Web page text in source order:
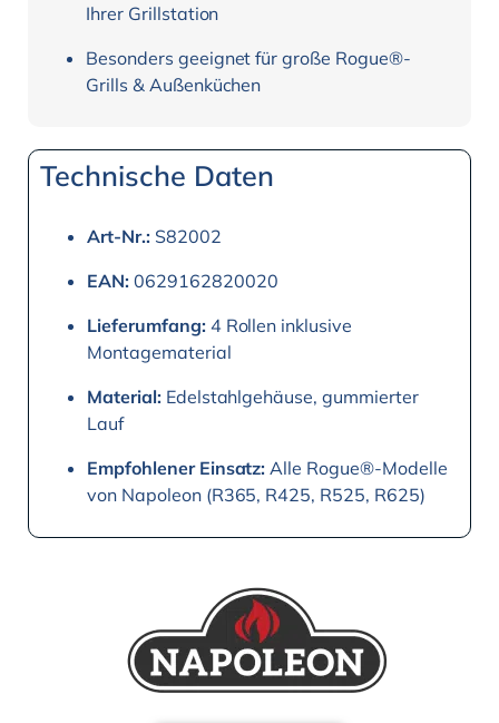
Ihrer Grillstation
Besonders geeignet für große Rogue®-
Grills & Außenküchen
Technische Daten
Art-Nr.:S82002
EAN:0629162820020
Lieferumfang:4 Rollen inklusive
Montagematerial
Material:Edelstahlgehäuse, gummierter
Lauf
Empfohlener Einsatz: Alle Rogue®-Modelle
von Napoleon (R365, R425, R525, R625)